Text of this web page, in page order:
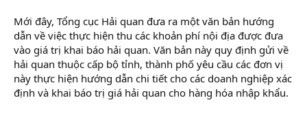
Mới đây, Tổng cục Hải quan đưa ra một văn bản hướng
dẫn về việc thực hiện thu các khoản phí nội địa được đưa
vào giá trị khai báo hải quan. Văn bản này quy định gửi về
hải quan thuộc cấp bộ tỉnh, thành phố yêu cầu các đơn vị
này thực hiện hướng dẫn chi tiết cho các doanh nghiệp xác
định và khai báo trị giá hải quan cho hàng hóa nhập khẩu.